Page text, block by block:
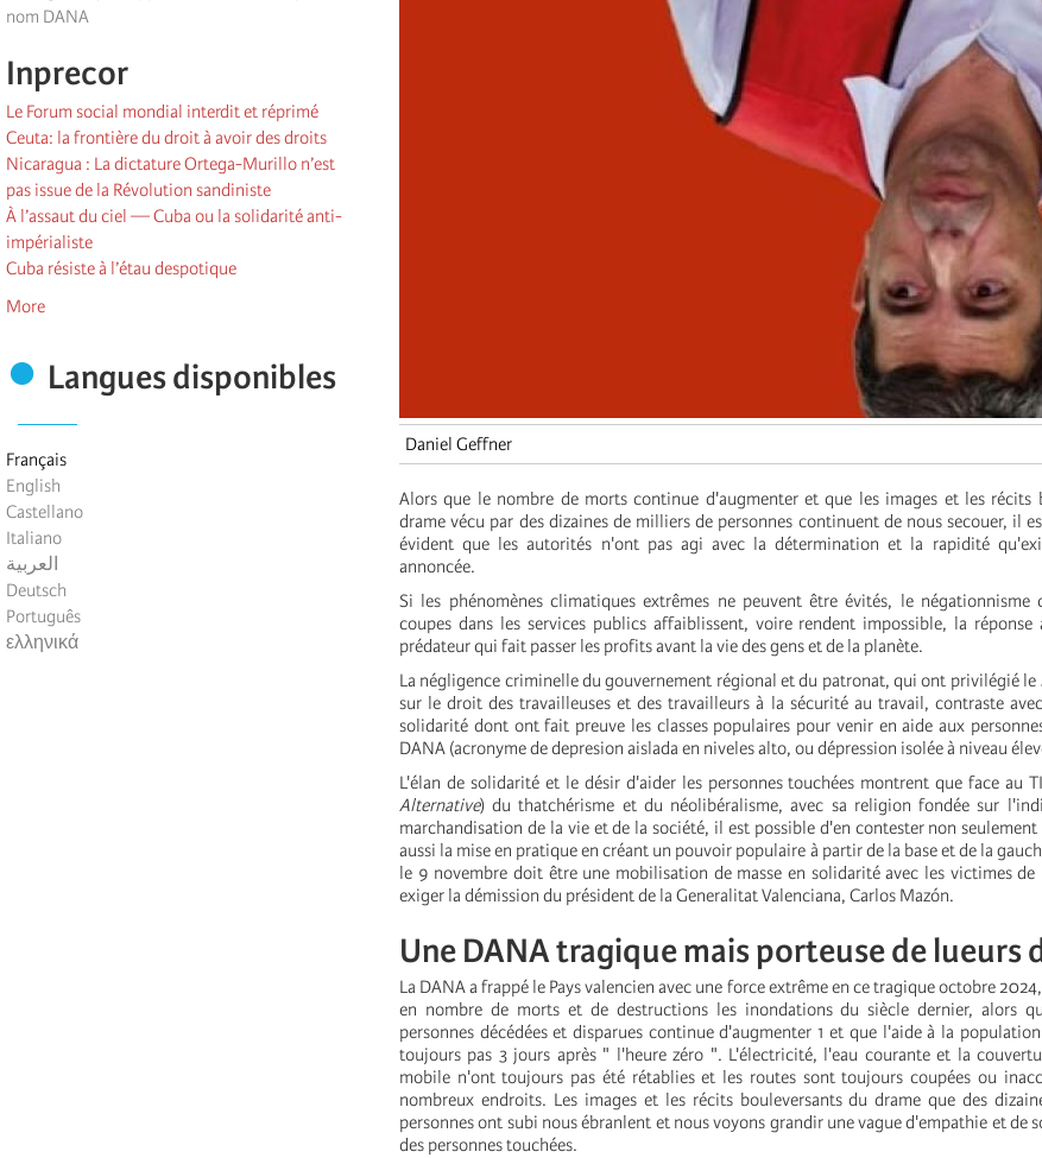
nom DANA
Inprecor
Le Forum social mondial interdit et réprimé
Ceuta: la frontière du droit à avoir des droits
Nicaragua : La dictature Ortega-Murillo n’est
pas issue de la Révolution sandiniste
À l’assaut du ciel — Cuba ou la solidarité anti-
impérialiste
Cuba résiste à l’étau despotique
More
Langues disponibles
Français
English
Castellano
Italiano
العربية
Deutsch
Português
ελληνικά
Daniel Geffner
Alors que le nombre de morts continue d'augmenter et que les images et les récits
drame vécu par des dizaines de milliers de personnes continuent de nous secouer, il
évident que les autorités n'ont pas agi avec la détermination et la rapidité
annoncée.
Si les phénomènes climatiques extrêmes ne peuvent être évités, le négationnisme
coupes dans les services publics affaiblissent, voire rendent impossible, la réponse
prédateur qui fait passer les profits avant la vie des gens et de la planète.
La négligence criminelle du gouvernement régional et du patronat, qui ont privilégié le
sur le droit des travailleuses et des travailleurs à la sécurité au travail, contraste
solidarité dont ont fait preuve les classes populaires pour venir en aide aux
DANA (acronyme de depresion aislada en niveles alto, ou dépression isolée à niveau
L'élan de solidarité et le désir d'aider les personnes touchées montrent que face au
Alternative) du thatchérisme et du néolibéralisme, avec sa religion fondée sur
marchandisation de la vie et de la société, il est possible d'en contester non
aussi la mise en pratique en créant un pouvoir populaire à partir de la base et de la
le 9 novembre doit être une mobilisation de masse en solidarité avec les victimes
exiger la démission du président de la Generalitat Valenciana, Carlos Mazón.
Une DANA tragique mais porteuse de lueurs
La DANA a frappé le Pays valencien avec une force extrême en ce tragique octobre
en nombre de morts et de destructions les inondations du siècle dernier, alors
personnes décédées et disparues continue d'augmenter 1 et que l'aide à la
toujours pas 3 jours après " l'heure zéro ". L'électricité, l'eau courante et la
mobile n'ont toujours pas été rétablies et les routes sont toujours coupées ou
nombreux endroits. Les images et les récits bouleversants du drame que des
personnes ont subi nous ébranlent et nous voyons grandir une vague d'empathie et de
des personnes touchées.